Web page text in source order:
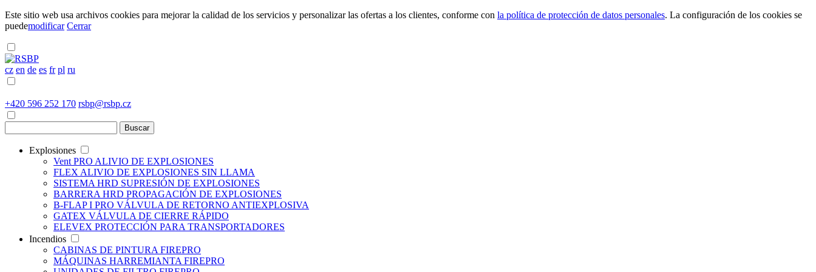
Este sitio web usa archivos cookies para mejorar la calidad de los servicios y personalizar las ofertas a los clientes, conforme con la política de protección de datos personales. La configuración de los cookies se
puedemodificar Cerrar
cz en de es fr pl ru
+420 596 252 170 rsbp@rsbp.cz
Explosiones
Vent PRO ALIVIO DE EXPLOSIONES
FLEX ALIVIO DE EXPLOSIONES SIN LLAMA
SISTEMA HRD SUPRESIÓN DE EXPLOSIONES
BARRERA HRD PROPAGACIÓN DE EXPLOSIONES
B-FLAP I PRO VÁLVULA DE RETORNO ANTIEXPLOSIVA
GATEX VÁLVULA DE CIERRE RÁPIDO
ELEVEX PROTECCIÓN PARA TRANSPORTADORES
Incendios
CABINAS DE PINTURA FIREPRO
MÁQUINAS HARREMIANTA FIREPRO